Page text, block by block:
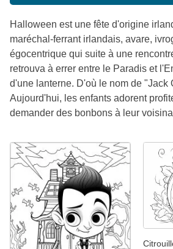
Halloween est une fête d'origine
maréchal-ferrant irlandais, avare,
égocentrique qui suite à une
retrouva à errer entre le Paradis et
d'une lanterne. D'où le nom de "Jack
Aujourd'hui, les enfants adorent
demander des bonbons à leur